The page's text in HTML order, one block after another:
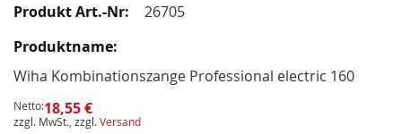
Produkte
Artikel
26705
Wiha Kombinationszange Professional electric 160
Netto:18,55 €
zzgl. MwSt., zzgl.Versand